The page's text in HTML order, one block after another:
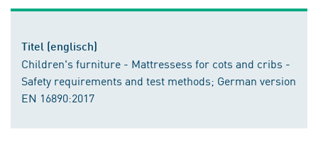
Titel (englisch)
Children's furniture - Mattressess for cots and cribs -
Safety requirements and test methods; German version
EN 16890:2017